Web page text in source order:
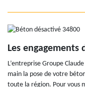
Les
L’entreprise Groupe
main la pose de votre
toute la région. Pour vous